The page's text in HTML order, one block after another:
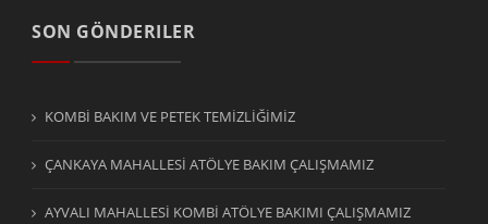
SON GÖNDERILER
KOMBİ BAKIM VE PETEK TEMİZLİĞİMİZ
ÇANKAYA MAHALLESİ ATÖLYE BAKIM ÇALIŞMAMIZ
AYVALI MAHALLESİ KOMBİ ATÖLYE BAKIMI ÇALIŞMAMIZ